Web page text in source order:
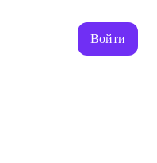
Войти